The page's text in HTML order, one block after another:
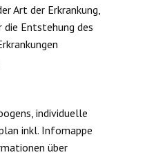
Art der Erkrankung,
Entstehung des
individuelle
inkl. Infomappe
über